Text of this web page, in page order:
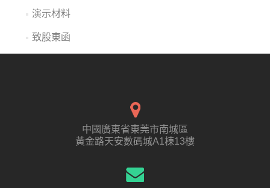
演示材料
致股東函
中國廣東省東莞市南城區
黃金路天安數碼城A1棟13樓